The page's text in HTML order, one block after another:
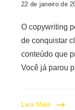
22 de janeiro de
O copywriting
de conquistar
conteúdo que
Você já parou
Leia Mais